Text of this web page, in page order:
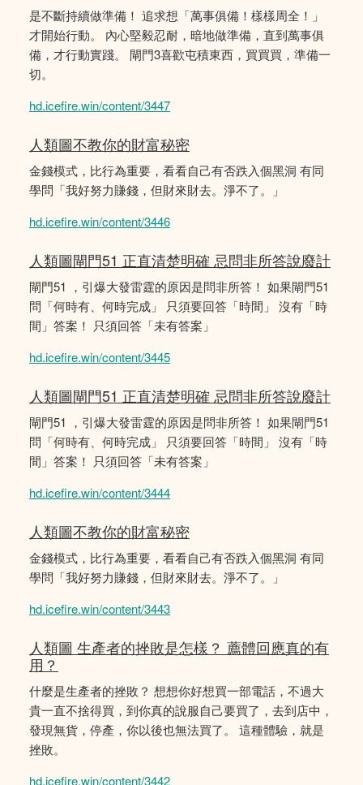
是不斷持續做準備！ 追求想「萬事俱備！樣樣周全！」
才開始行動。 內心堅毅忍耐，暗地做準備，直到萬事俱
備，才行動實踐。 閘門3喜歡屯積東西，買買買，準備一
切。
hd.icefire.win/content/3447
人類圖不教你的財富秘密
金錢模式，比行為重要，看看自己有否跌入個黑洞 有同
學問「我好努力賺錢，但財來財去。淨不了。」
hd.icefire.win/content/3446
人類圖閘門51 正直清楚明確 忌問非所答說廢計
閘門51 ，引爆大發雷霆的原因是問非所答！ 如果閘門51
問「何時有、何時完成」 只須要回答「時間」 沒有「時
間」答案！ 只須回答「未有答案」
hd.icefire.win/content/3445
人類圖閘門51 正直清楚明確 忌問非所答說廢計
閘門51 ，引爆大發雷霆的原因是問非所答！ 如果閘門51
問「何時有、何時完成」 只須要回答「時間」 沒有「時
間」答案！ 只須回答「未有答案」
hd.icefire.win/content/3444
人類圖不教你的財富秘密
金錢模式，比行為重要，看看自己有否跌入個黑洞 有同
學問「我好努力賺錢，但財來財去。淨不了。」
hd.icefire.win/content/3443
人類圖 生產者的挫敗是怎樣？ 薦體回應真的有
用？
什麼是生產者的挫敗？ 想想你好想買一部電話，不過大
貴一直不捨得買，到你真的說服自己要買了，去到店中，
發現無貨，停產，你以後也無法買了。 這種體驗，就是
挫敗。
hd.icefire.win/content/3442